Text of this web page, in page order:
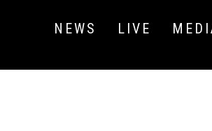
NEWS LIVE